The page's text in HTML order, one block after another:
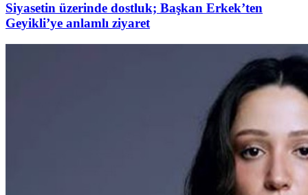
Siyasetin üzerinde dostluk; Başkan Erkek’ten
Geyikli’ye anlamlı ziyaret